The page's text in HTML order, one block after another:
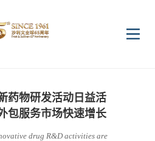
药物研发活动日益活
包服务市场快速增长
drug R&D activities are